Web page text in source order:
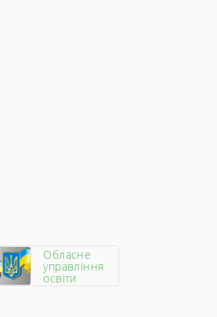
Обласне
управління
освіти